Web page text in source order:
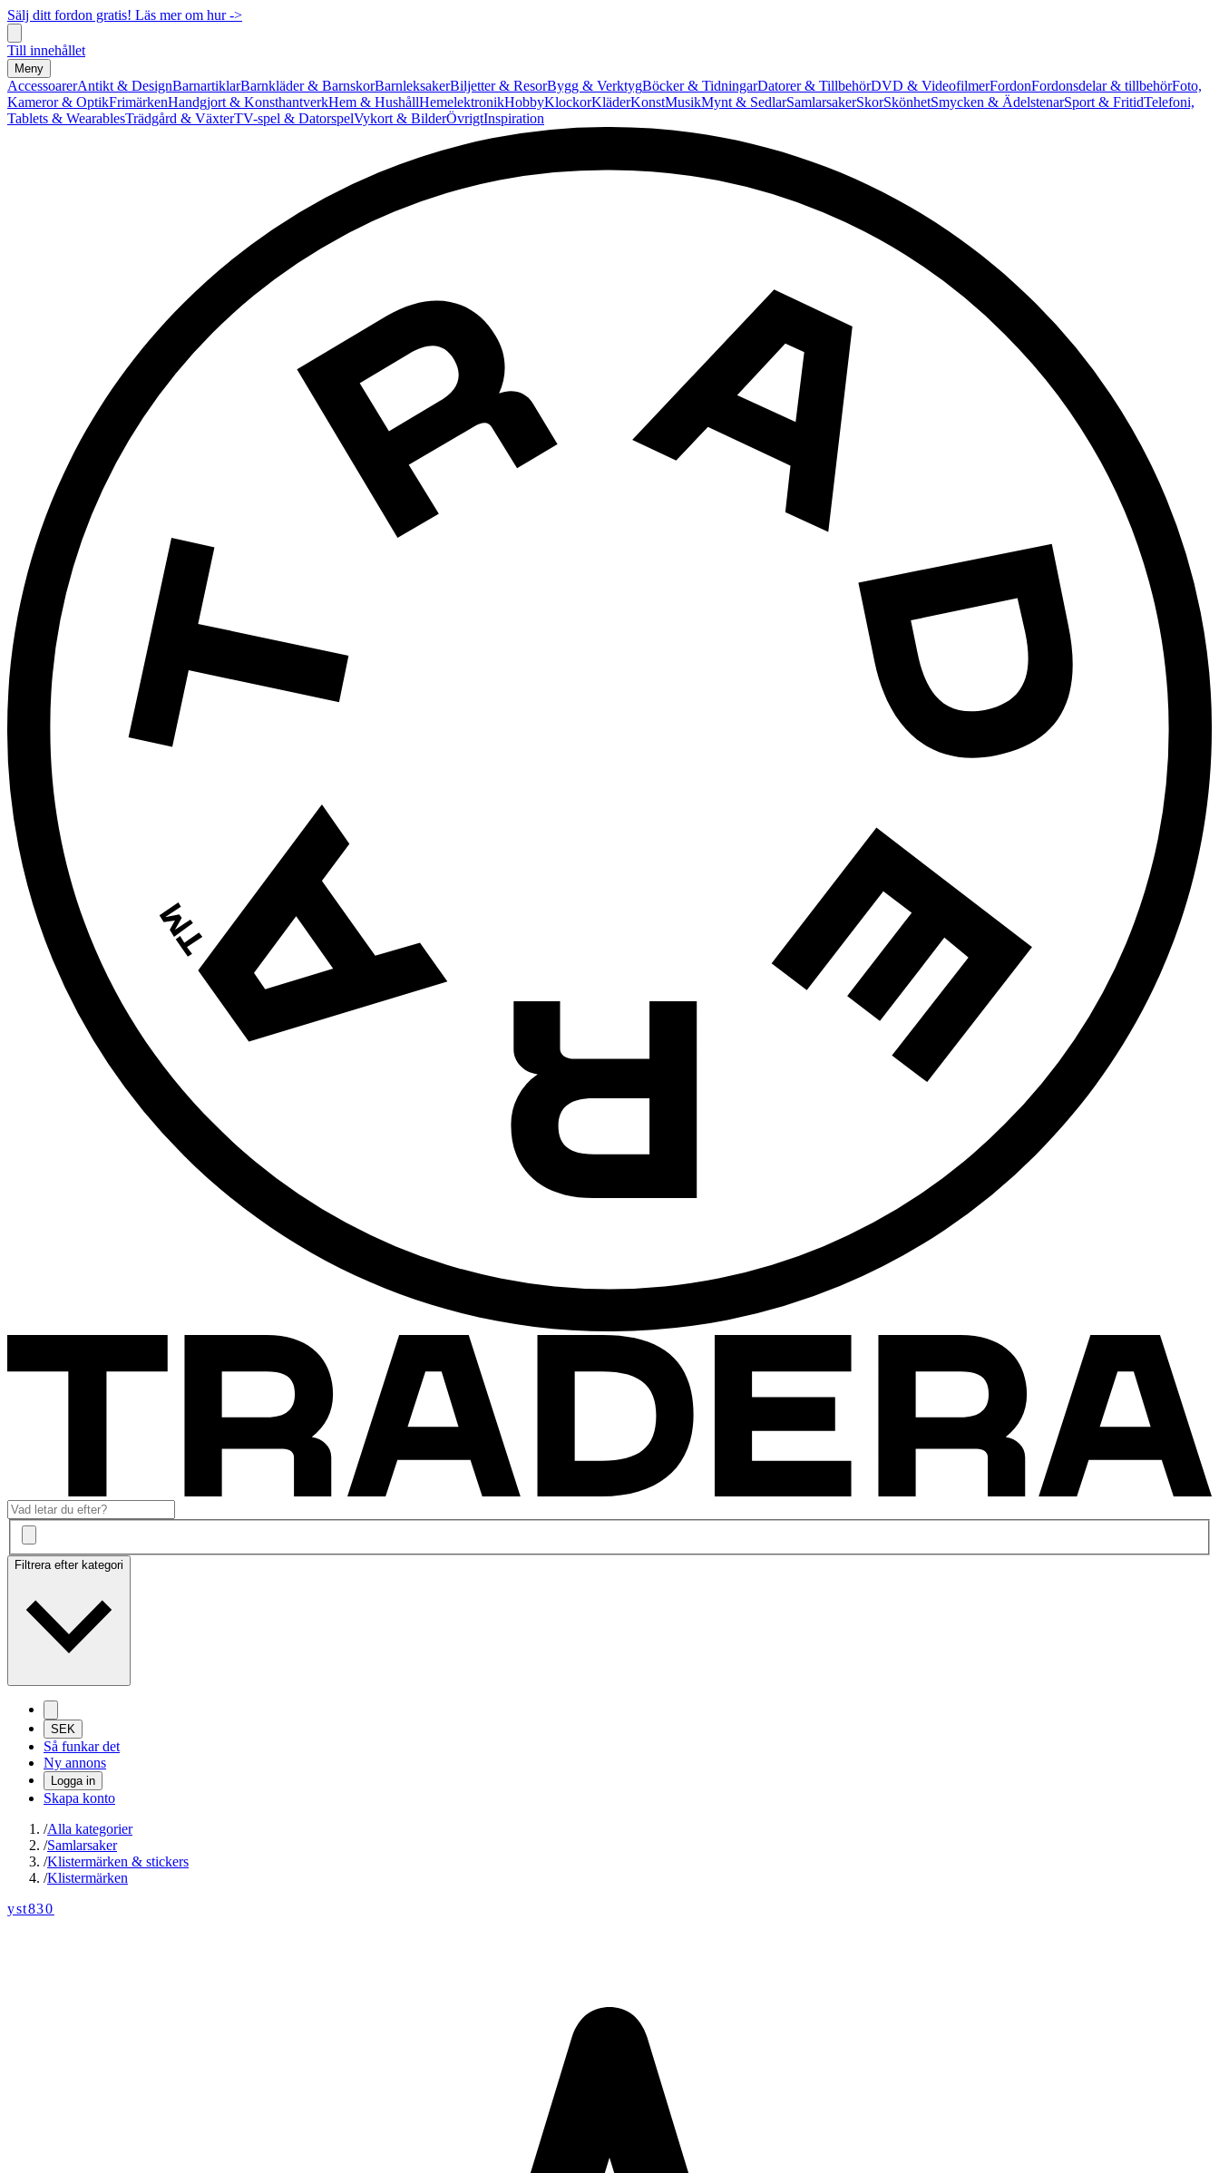
Sälj ditt fordon gratis! Läs mer om hur ->
Till innehållet
Meny
AccessoarerAntikt & DesignBarnartiklarBarnkläder & BarnskorBarnleksakerBiljetter & ResorBygg & VerktygBöcker & TidningarDatorer & TillbehörDVD & VideofilmerFordonFordonsdelar & tillbehörFoto,
Kameror & OptikFrimärkenHandgjort & KonsthantverkHem & HushållHemelektronikHobbyKlockorKläderKonstMusikMynt & SedlarSamlarsakerSkorSkönhetSmycken & ÄdelstenarSport & FritidTelefoni,
Tablets & WearablesTrädgård & VäxterTV-spel & DatorspelVykort & BilderÖvrigtInspiration
Filtrera efter kategori
SEK
Så funkar det
Ny annons
Logga in
Skapa konto
/Alla kategorier
/Samlarsaker
/Klistermärken & stickers
/Klistermärken
yst830